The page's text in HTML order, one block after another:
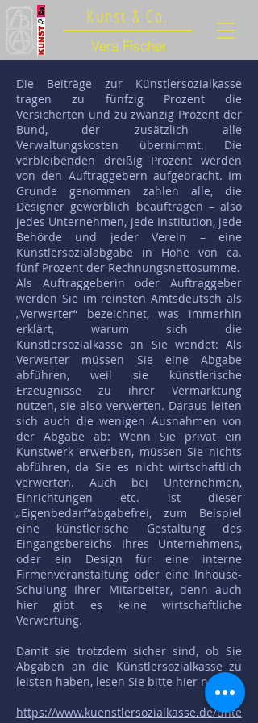
Kunst & Co.
Vera Fischer
Die Beiträge zur Künstlersozialkasse
tragen zu fünfzig Prozent die
Versicherten und zu zwanzig Prozent der
Bund, der zusätzlich alle
Verwaltungskosten übernimmt. Die
verbleibenden dreißig Prozent werden
von den Auftraggebern aufgebracht. Im
Grunde genommen zahlen alle, die
Designer gewerblich beauftragen – also
jedes Unternehmen, jede Institution, jede
Behörde und jeder Verein – eine
Künstlersozialabgabe in Höhe von ca.
fünf Prozent der Rechnungsnettosumme.
Als Auftraggeberin oder Auftraggeber
werden Sie im reinsten Amtsdeutsch als
„Verwerter“ bezeichnet, was immerhin
erklärt, warum sich die
Künstlersozialkasse an Sie wendet: Als
Verwerter müssen Sie eine Abgabe
abführen, weil sie künstlerische
Erzeugnisse zu ihrer Vermarktung
nutzen, sie also verwerten. Daraus leiten
sich auch die wenigen Ausnahmen von
der Abgabe ab: Wenn Sie privat ein
Kunstwerk erwerben, müssen Sie nichts
abführen, da Sie es nicht wirtschaftlich
verwerten. Auch bei Unternehmen,
Einrichtungen etc. ist dieser
„Eigenbedarf“abgabefrei, zum Beispiel
eine künstlerische Gestaltung des
Eingangsbereichs Ihres Unternehmens,
oder ein Design für eine interne
Firmenveranstaltung oder eine Inhouse-
Schulung Ihrer Mitarbeiter, denn auch
hier gibt es keine wirtschaftliche
Verwertung.
Damit sie trotzdem sicher sind, ob Sie
Abgaben an die Künstlersozialkasse zu
leisten haben, lesen Sie bitte hier nach:
https://www.kuenstlersozialkasse.de/unte